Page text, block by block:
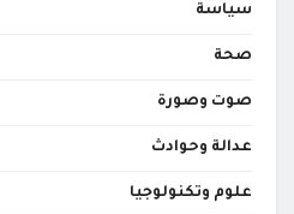
سياسة
صحة
صوت وصورة
عدالة وحوادث
علوم وتكنولوجيا